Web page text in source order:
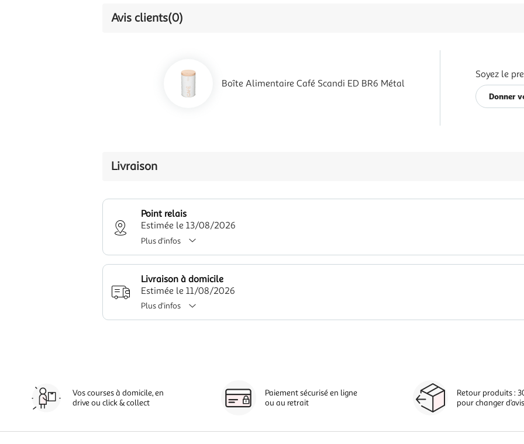
Avis clients(0)
Boîte Alimentaire Café Scandi ED BR6 Métal
Soyez le
Donner
Livraison
Point relais
Estimée le 13/08/2026
Plus d'infos
Livraison à domicile
Estimée le 11/08/2026
Plus d'infos
Vos courses à domicile, en
drive ou click & collect
Paiement sécurisé en ligne
ou au retrait
Retour produits :
pour changer d’avis